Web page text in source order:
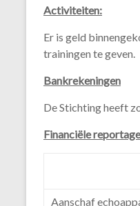
Activiteiten:
Er is geld
trainingen te geven.
Bankrekeningen
De Stichting heeft
Financiële
Aanschaf